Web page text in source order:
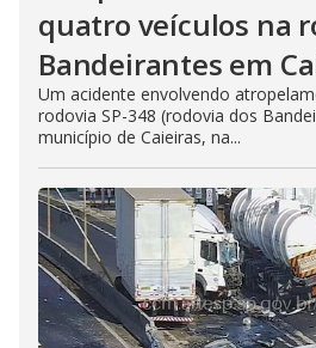
quatro veículos na
Bandeirantes em
Um acidente envolvendo
rodovia SP-348 (rodovia dos
município de Caieiras, na...